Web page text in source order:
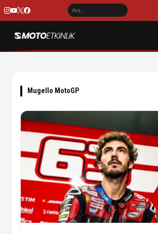
Mugello MotoGP